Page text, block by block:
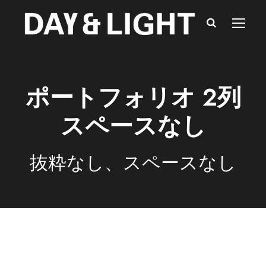
ポートフォリオ 2列
スペースなし
抜粋なし、スペースなし